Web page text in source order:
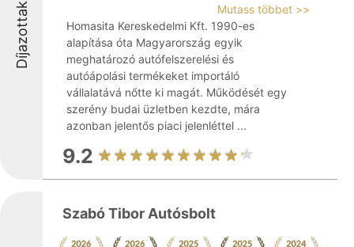
Díjazottak
Mutass többet >>
Homasita Kereskedelmi Kft. 1990-es
alapítása óta Magyarország egyik
meghatározó autófelszerelési és
autóápolási termékeket importáló
vállalatává nőtte ki magát. Működését egy
szerény budai üzletben kezdte, mára
azonban jelentős piaci jelenléttel ...
9.2
Szabó Tibor Autósbolt